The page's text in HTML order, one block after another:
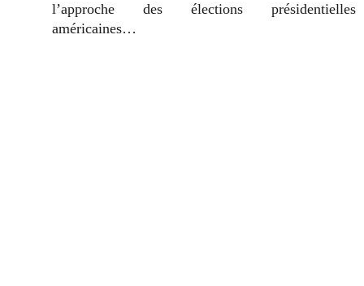
l’approche des élections présidentielles
américaines…